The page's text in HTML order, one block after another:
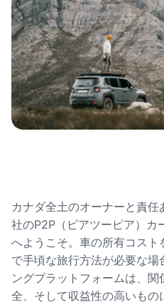
カナダ全土のオーナーと責
社のP2P（ピアツーピア）カ
へようこそ。車の所有コス
で手頃な旅行方法が必要な場
ングプラットフォームは、
全、そして収益性の高いもの